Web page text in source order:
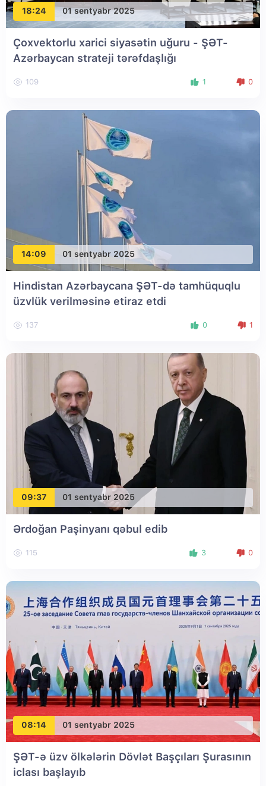
18:24 01 sentyabr 2025
Çoxvektorlu xarici siyasətin uğuru - ŞƏT-
Azərbaycan strateji tərəfdaşlığı
109 1 0
14:09 01 sentyabr 2025
Hindistan Azərbaycana ŞƏT-də tamhüquqlu
üzvlük verilməsinə etiraz etdi
137 0 1
09:37 01 sentyabr 2025
Ərdoğan Paşinyanı qəbul edib
115 3 0
08:14 01 sentyabr 2025
ŞƏT-ə üzv ölkələrin Dövlət Başçıları Şurasının
iclası başlayıb